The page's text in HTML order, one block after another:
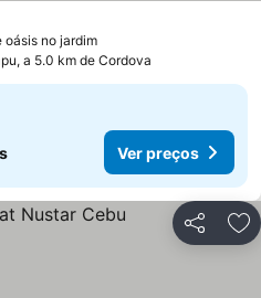
oásis no jardimVer preços
a 5.0 km de Cordova
Ver preços
Partilhar